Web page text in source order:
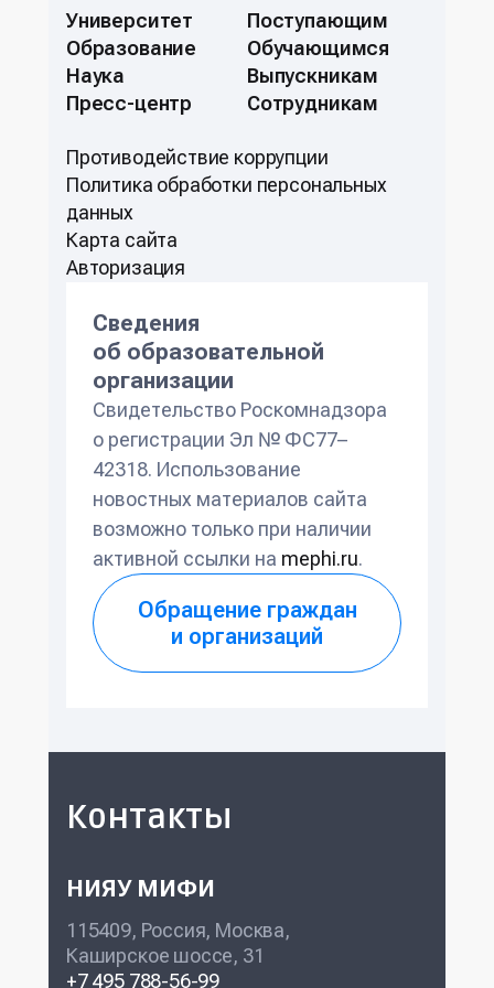
Университет
Образование
Наука
Пресс-центр
Поступающим
Обучающимся
Выпускникам
Сотрудникам
Противодействие коррупции
Политикa обработки персональных
данных
Карта сайта
Авторизация
Сведения
об образовательной
организации
Свидетельство Роскомнадзора
о регистрации Эл № ФС77–
42318. Использование
новостных материалов сайта
возможно только при наличии
активной ссылки на mephi.ru.
Обращение граждан
и организаций
Контакты
НИЯУ МИФИ
115409, Россия, Москва,
Каширское шоссе, 31
+7 495 788-56-99